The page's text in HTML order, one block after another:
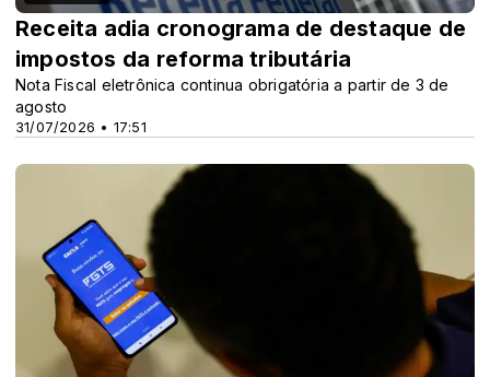
31/07/2026 • 17:51
Receita adia cronograma de destaque de
impostos da reforma tributária
Nota Fiscal eletrônica continua obrigatória a partir de 3 de
agosto